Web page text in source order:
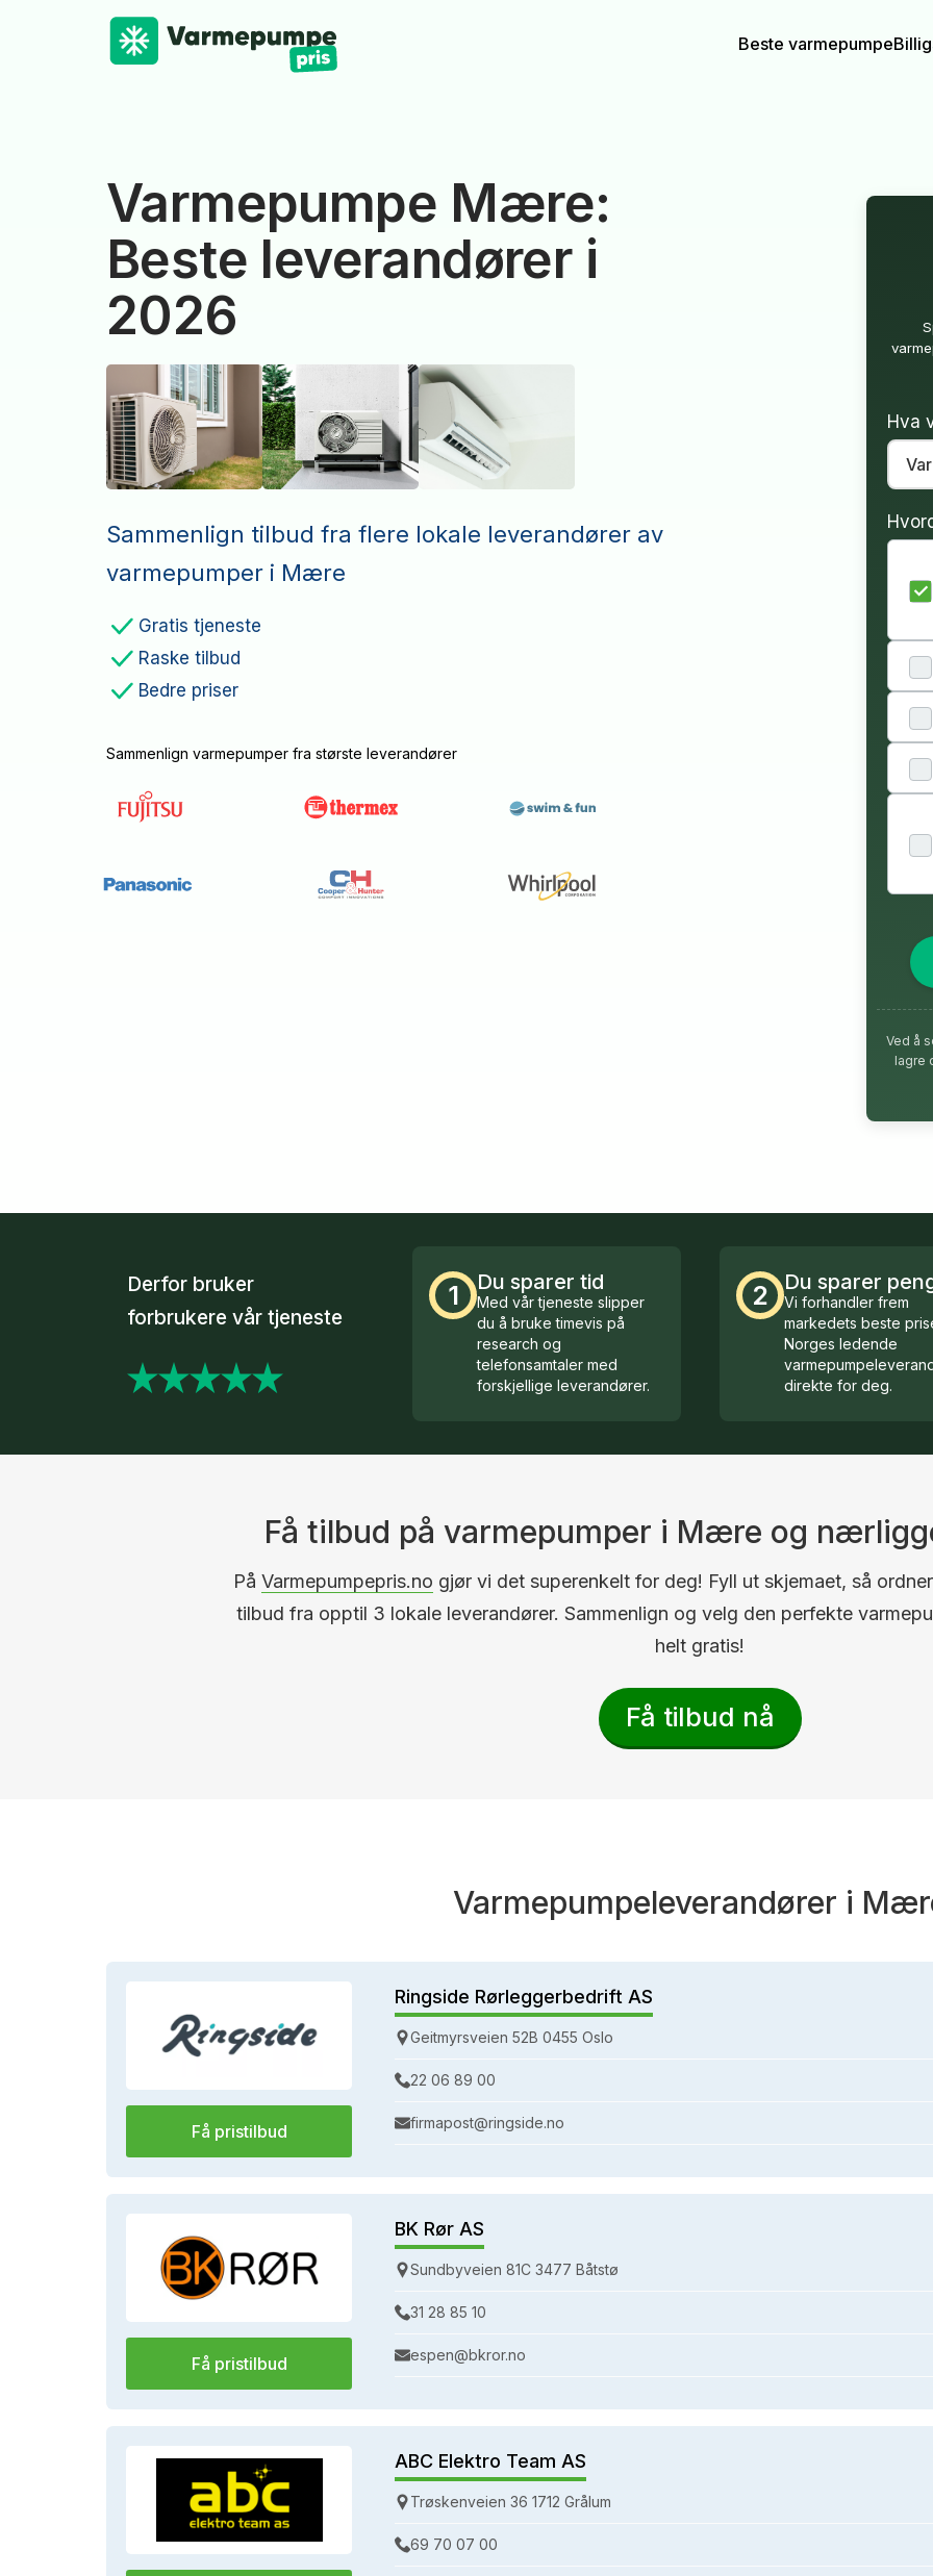
Beste varmepumpe
Varmepumpe Mære:
Beste leverandører i
2026
Sammenlign tilbud fra flere lokale leverandører av
varmepumper i Mære
Gratis tjeneste
Raske tilbud
Bedre priser
Sammenlign varmepumper fra største leverandører
Hva
Ved å
lagre
Derfor bruker
forbrukere vår tjeneste
1 Du sparer tid
Med vår tjeneste slipper
du å bruke timevis på
research og
telefonsamtaler med
forskjellige leverandører.
2 Du sparer
Vi forhandler frem
markedets beste
Norges ledende
direkte for deg.
Få tilbud på varmepumper i Mære og
På Varmepumpepris.no gjør vi det superenkelt for deg! Fyll ut skjemaet, så
tilbud fra opptil 3 lokale leverandører. Sammenlign og velg den perfekte
helt gratis!
Få tilbud nå
Varmepumpeleverandører i
Få pristilbud
Ringside Rørleggerbedrift AS
Geitmyrsveien 52B 0455 Oslo
22 06 89 00
firmapost@ringside.no
Få pristilbud
BK Rør AS
Sundbyveien 81C 3477 Båtstø
31 28 85 10
espen@bkror.no
ABC Elektro Team AS
Trøskenveien 36 1712 Grålum
69 70 07 00